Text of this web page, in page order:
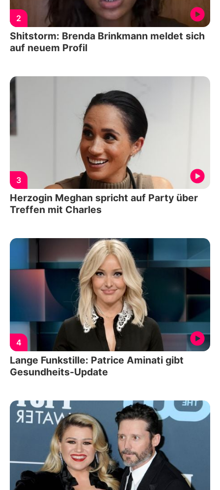
2
Shitstorm: Brenda Brinkmann meldet sich
auf neuem Profil
3
Herzogin Meghan spricht auf Party über
Treffen mit Charles
4
Lange Funkstille: Patrice Aminati gibt
Gesundheits-Update